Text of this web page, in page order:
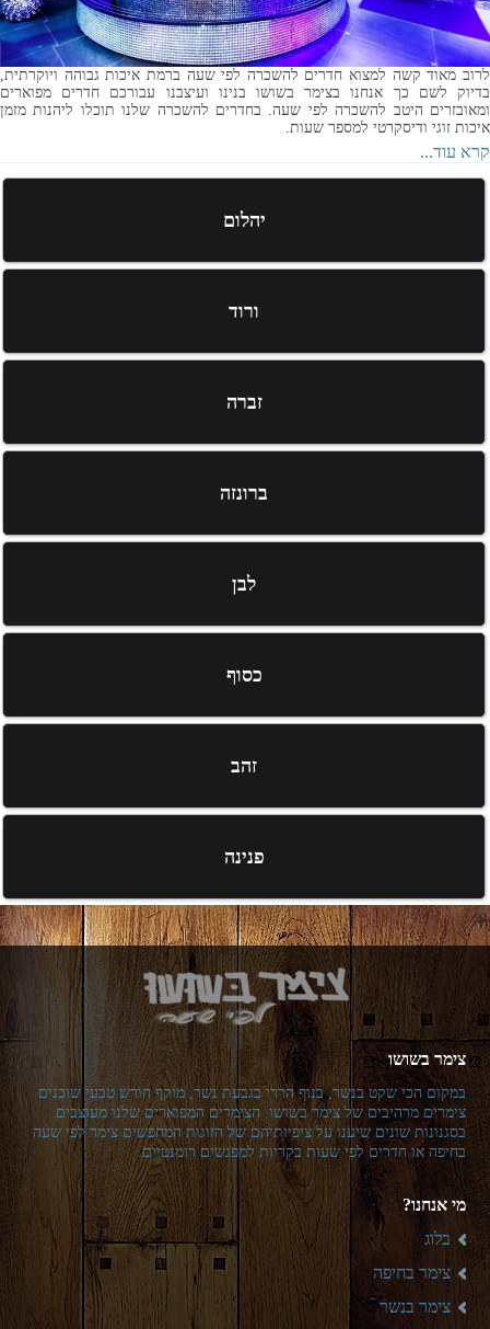
לרוב מאוד קשה למצוא חדרים להשכרה לפי שעה ברמת איכות גבוהה ויוקרתית,
בדיוק לשם כך אנחנו בצימר בשושו בנינו ועיצבנו עבורכם חדרים מפוארים
ומאובזרים היטב להשכרה לפי שעה. בחדרים להשכרה שלנו תוכלו ליהנות מזמן
איכות זוגי ודיסקרטי למספר שעות.
קרא עוד...
יהלום
ורוד
זברה
ברונזה
לבן
כסוף
זהב
פנינה
צימר בשושו
במקום הכי שקט בנשר, בנוף הררי בגבעת נשר, מוקף חורש טבעי שוכנים
צימרים מרהיבים של צימר בשושו. הצימרים המפוארים שלנו מעוצבים
בסגנונות שונים שיענו על ציפיותיהם של הזוגות המחפשים צימר לפי שעה
בחיפה או חדרים לפי שעות בקריות למפגשים רומנטיים.
מי אנחנו?
בלוג
צימר בחיפה
צימר בנשר